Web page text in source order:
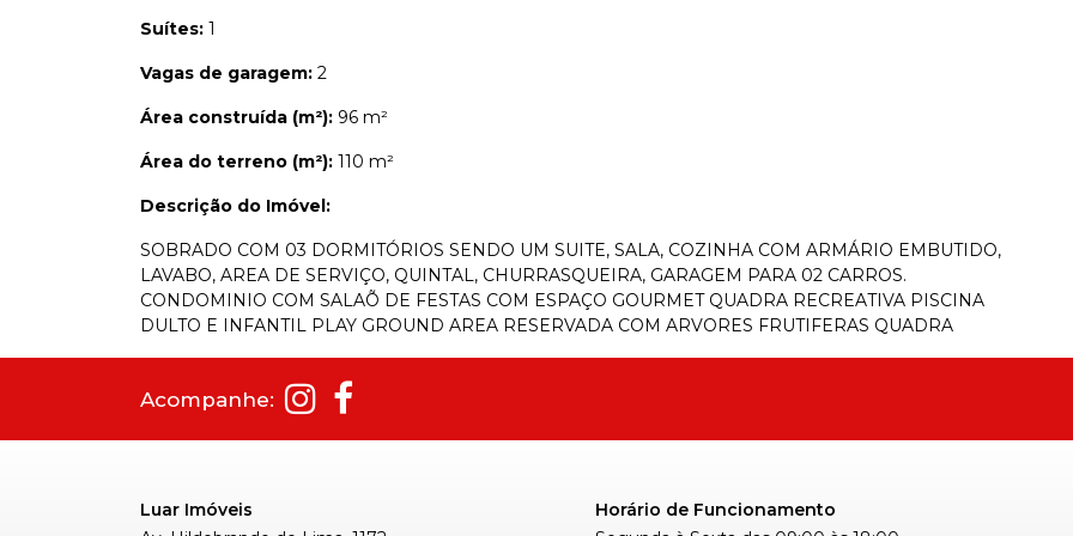
Suítes: 1
Vagas de garagem: 2
Área construída (m²): 96 m²
Área do terreno (m²): 110 m²
Descrição do Imóvel:
SOBRADO COM 03 DORMITÓRIOS SENDO UM SUITE, SALA, COZINHA COM ARMÁRIO EMBUTIDO,
LAVABO, AREA DE SERVIÇO, QUINTAL, CHURRASQUEIRA, GARAGEM PARA 02 CARROS.
CONDOMINIO COM SALAÕ DE FESTAS COM ESPAÇO GOURMET QUADRA RECREATIVA PISCINA
DULTO E INFANTIL PLAY GROUND AREA RESERVADA COM ARVORES FRUTIFERAS QUADRA
Acompanhe:
Luar Imóveis
Horário de Funcionamento